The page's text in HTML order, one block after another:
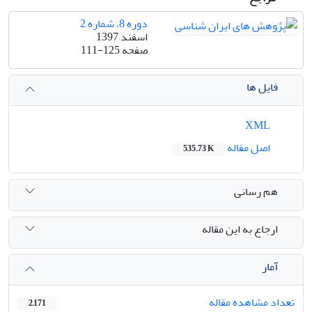
دوره 8، شماره 2
اسفند 1397
صفحه111-125
فایل ها
اصل مقاله
535.73 K
هم رسانی
ارجاع به این مقاله
آمار
تعداد مشاهده مقاله
2,171